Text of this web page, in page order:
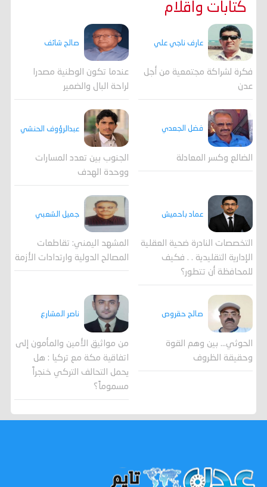
كتابات واقلام
عارف ناجي علي
فكرة لشراكة مجتمعية من أجل
عدن
صالح شائف
عندما تكون الوطنية مصدرا
لراحة البال والضمير
فضل الجعدي
الضالع وكسر المعادلة
عبدالرؤوف الحنشي
الجنوب بين تعدد المسارات
ووحدة الهدف
عماد باحميش
التخصصات النادرة ضحية العقلية
الإدارية التقليدية . . فكيف
للمحافظة أن تتطور؟
جميل الشعبي
المشهد اليمني: تقاطعات
المصالح الدولية وارتدادات الأزمة
صالح حقروص
الحوثي... بين وهم القوة
وحقيقة الظروف
ناصر المشارع
من مواثيق الأمين والمأمون إلى
اتفاقية مكة مع تركيا : هل
يحمل التحالف التركي خنجراً
مسموماً؟